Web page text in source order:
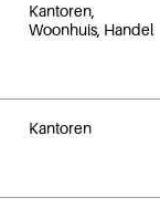
Kantoren,
Woonhuis, Handel
Kantoren